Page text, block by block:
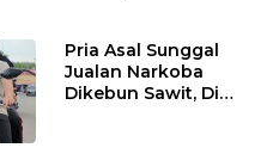
Pria Asal Sunggal
Jualan Narkoba
Dikebun Sawit, Di